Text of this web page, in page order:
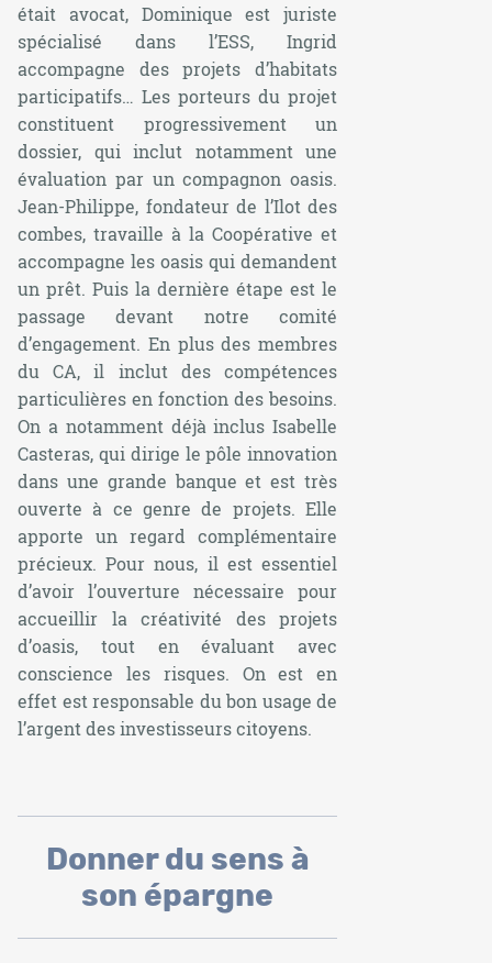
était avocat, Dominique est juriste
spécialisé dans l’ESS, Ingrid
accompagne des projets d’habitats
participatifs… Les porteurs du projet
constituent progressivement un
dossier, qui inclut notamment une
évaluation par un compagnon oasis.
Jean-Philippe, fondateur de l’Ilot des
combes, travaille à la Coopérative et
accompagne les oasis qui demandent
un prêt. Puis la dernière étape est le
passage devant notre comité
d’engagement. En plus des membres
du CA, il inclut des compétences
particulières en fonction des besoins.
On a notamment déjà inclus Isabelle
Casteras, qui dirige le pôle innovation
dans une grande banque et est très
ouverte à ce genre de projets. Elle
apporte un regard complémentaire
précieux. Pour nous, il est essentiel
d’avoir l’ouverture nécessaire pour
accueillir la créativité des projets
d’oasis, tout en évaluant avec
conscience les risques. On est en
effet est responsable du bon usage de
l’argent des investisseurs citoyens.
Donner du sens à
son épargne